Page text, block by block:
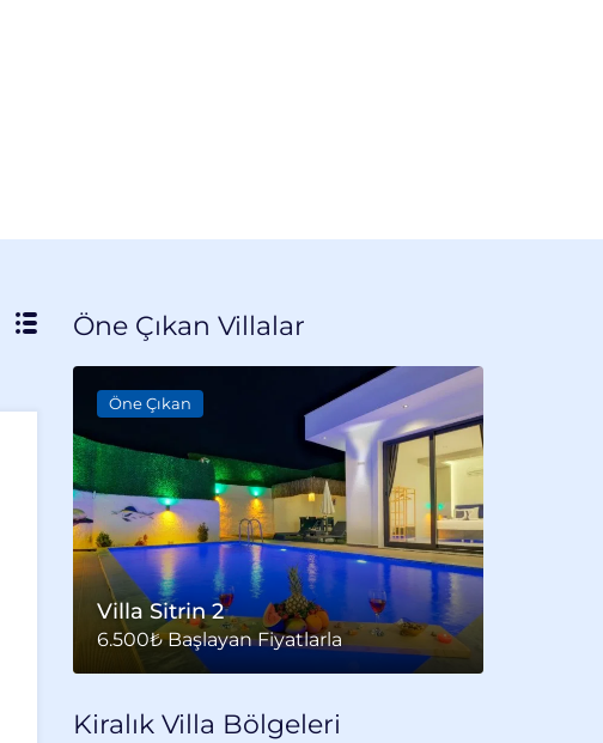
Öne Çıkan Villalar
Öne Çıkan
Villa Sitrin 2
6.500₺ Başlayan Fiyatlarla
Kiralık Villa Bölgeleri